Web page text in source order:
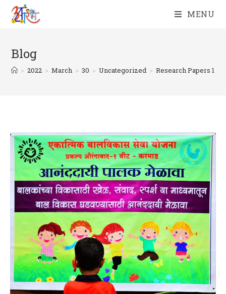
Skip
MENU
Blog
> 2022 > March > 30 > Uncategorized > Research Papers 1